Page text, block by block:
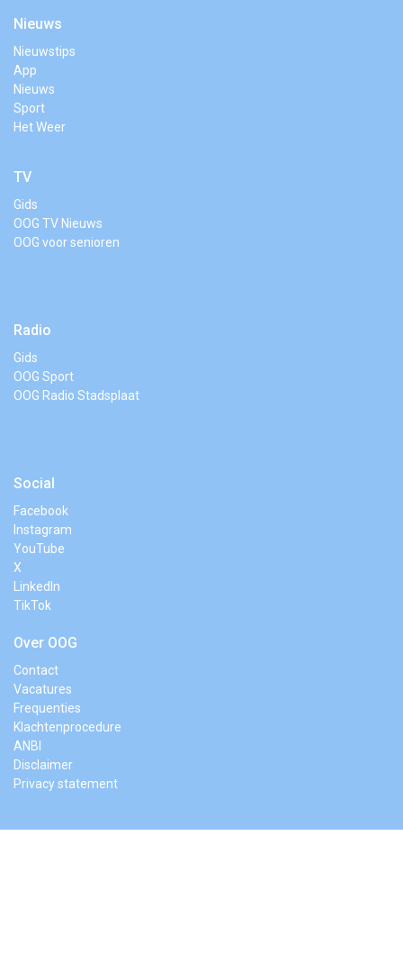
Nieuws
Nieuwstips
App
Nieuws
Sport
Het Weer
TV
Gids
OOG TV Nieuws
OOG voor senioren
Radio
Gids
OOG Sport
OOG Radio Stadsplaat
Social
Facebook
Instagram
YouTube
X
LinkedIn
TikTok
Over OOG
Contact
Vacatures
Frequenties
Klachtenprocedure
ANBI
Disclaimer
Privacy statement